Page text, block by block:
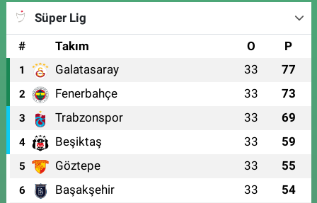
Süper Lig
#
Takım O P
1 Galatasaray 33 77
2 Fenerbahçe 33 73
3 Trabzonspor 33 69
4 Beşiktaş 33 59
5 Göztepe 33 55
6 Başakşehir 33 54